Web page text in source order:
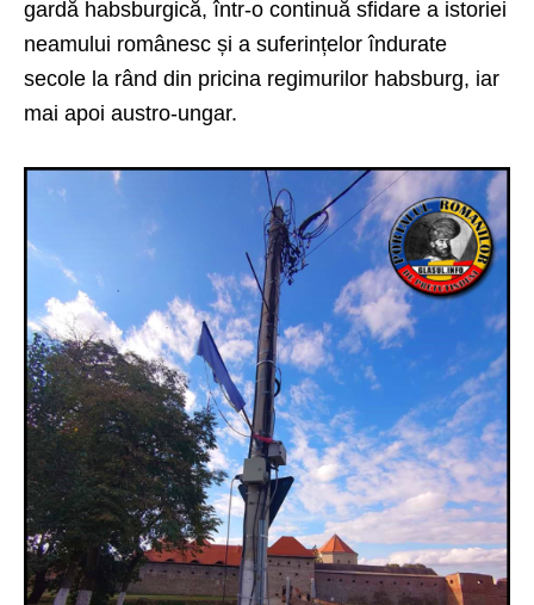
gardă habsburgică, într-o continuă sfidare a istoriei
neamului românesc și a suferințelor îndurate
secole la rând din pricina regimurilor habsburg, iar
mai apoi austro-ungar.